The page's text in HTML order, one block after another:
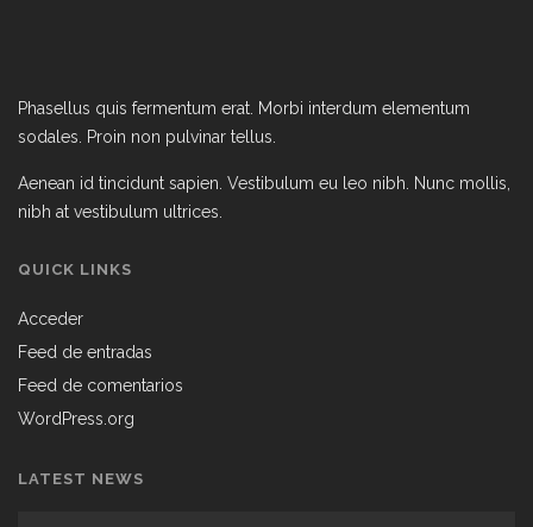
Phasellus quis fermentum erat. Morbi interdum elementum
sodales. Proin non pulvinar tellus.
Aenean id tincidunt sapien. Vestibulum eu leo nibh. Nunc mollis,
nibh at vestibulum ultrices.
QUICK LINKS
Acceder
Feed de entradas
Feed de comentarios
WordPress.org
LATEST NEWS